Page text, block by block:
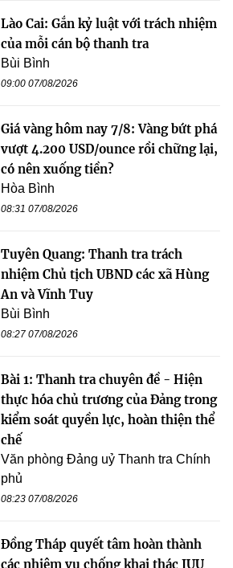
Lào Cai: Gắn kỷ luật với trách nhiệm
của mỗi cán bộ thanh tra
Bùi Bình
09:00 07/08/2026
Giá vàng hôm nay 7/8: Vàng bứt phá
vượt 4.200 USD/ounce rồi chững lại,
có nên xuống tiền?
Hòa Bình
08:31 07/08/2026
Tuyên Quang: Thanh tra trách
nhiệm Chủ tịch UBND các xã Hùng
An và Vĩnh Tuy
Bùi Bình
08:27 07/08/2026
Bài 1: Thanh tra chuyên đề - Hiện
thực hóa chủ trương của Đảng trong
kiểm soát quyền lực, hoàn thiện thể
chế
Văn phòng Đảng uỷ Thanh tra Chính
phủ
08:23 07/08/2026
Đồng Tháp quyết tâm hoàn thành
các nhiệm vụ chống khai thác IUU